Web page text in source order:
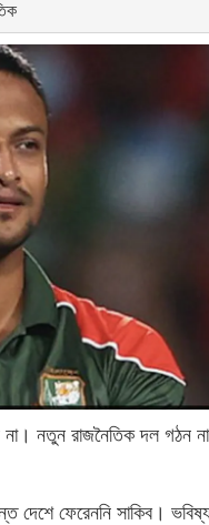
নতুন রাজনৈতিক দল গঠন
দেশে ফেরেননি সাকিব।